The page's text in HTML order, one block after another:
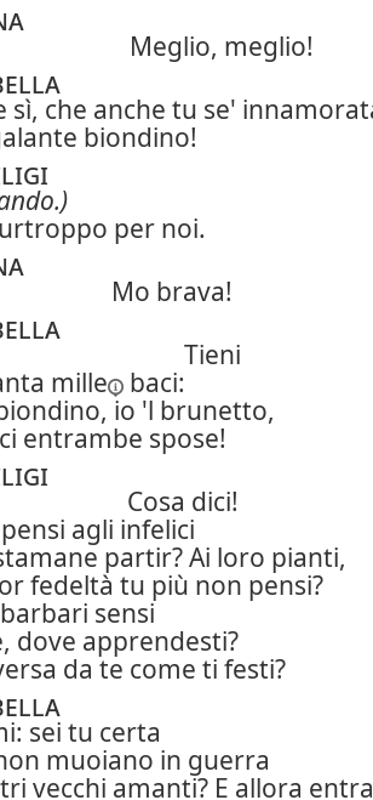
Meglio, meglio!
sì, che anche tu se'
biondino!
per noi.
Mo brava!
Tieni
mille
baci:
io 'l brunetto,
entrambe spose!
Cosa dici!
agli infelici
partir? Ai loro pianti,
fedeltà tu più non pensi?
sensi
dove apprendesti?
da te come ti festi?
sei tu certa
muoiano in guerra
vecchi amanti? E allora